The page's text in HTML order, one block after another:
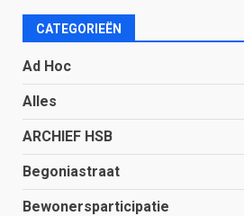
CATEGORIEËN
Ad Hoc
Alles
ARCHIEF HSB
Begoniastraat
Bewonersparticipatie